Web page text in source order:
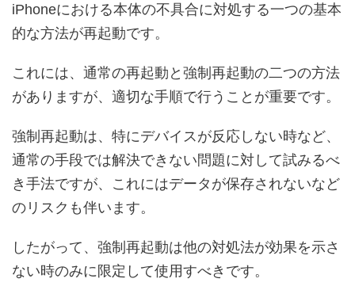
iPhoneにおける本体の不具合に対処する一つの基本
的な方法が再起動です。
これには、通常の再起動と強制再起動の二つの方法
がありますが、適切な手順で行うことが重要です。
強制再起動は、特にデバイスが反応しない時など、
通常の手段では解決できない問題に対して試みるべ
き手法ですが、これにはデータが保存されないなど
のリスクも伴います。
したがって、強制再起動は他の対処法が効果を示さ
ない時のみに限定して使用すべきです。